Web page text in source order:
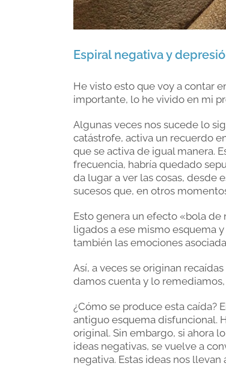
Espiral negativa y
He visto esto que voy a contar
importante, lo he vivido en mi
Algunas veces nos sucede lo
catástrofe, activa un recuerdo
que se activa de igual manera.
frecuencia, habría quedado
da lugar a ver las cosas, desde
sucesos que, en otros
Esto genera un efecto «bola de
ligados a ese mismo esquema
también las emociones
Así, a veces se originan
damos cuenta y lo
¿Cómo se produce esta caída?
antiguo esquema disfuncional.
original. Sin embargo, si ahora
ideas negativas, se vuelve a
negativa. Estas ideas nos